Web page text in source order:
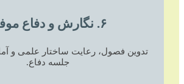
۶. نگارش و دفاع موفق
تدوین فصول، رعایت ساختار علمی و
جلسه دفاع.